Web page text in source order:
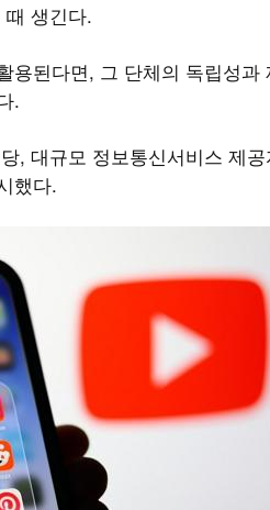
생긴다.
된다면, 그 단체의 독립성과
.
, 대규모 정보통신서비스 제
했다.